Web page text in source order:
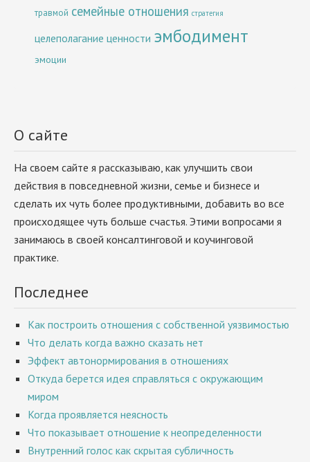
травмой семейные отношения стратегия
целеполагание ценности эмбодимент
эмоции
О сайте
На своем сайте я рассказываю, как улучшить свои
действия в повседневной жизни, семье и бизнесе и
сделать их чуть более продуктивными, добавить во все
происходящее чуть больше счастья. Этими вопросами я
занимаюсь в своей консалтинговой и коучинговой
практике.
Последнее
Как построить отношения с собственной уязвимостью
Что делать когда важно сказать нет
Эффект автонормирования в отношениях
Откуда берется идея справляться с окружающим
миром
Когда проявляется неясность
Что показывает отношение к неопределенности
Внутренний голос как скрытая субличность